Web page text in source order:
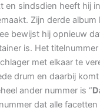
en sindsdien heeft hij
Zijn derde album
bewijst hij opnieuw
is. Het
met elkaar te
drum en daarbij
ander nummer is “
dat alle